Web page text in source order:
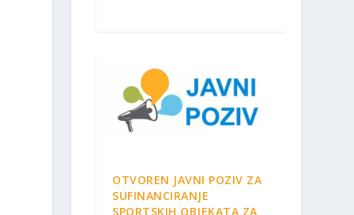
OTVOREN JAVNI POZIV ZA
SUFINANCIRANJE
SPORTSKIH OBJEKATA ZA